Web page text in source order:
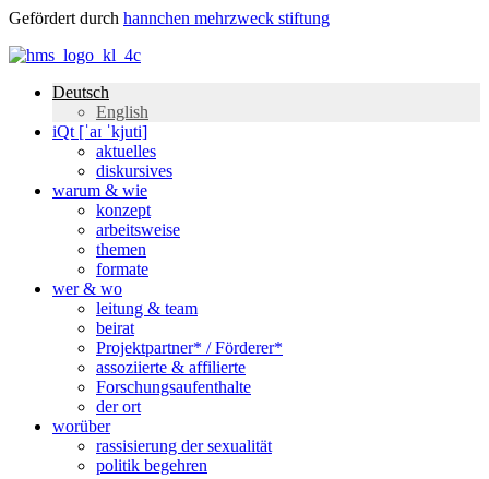
Gefördert durch hannchen mehrzweck stiftung
Deutsch
English
iQt [ˈaɪ ˈkjuti]
aktuelles
diskursives
warum & wie
konzept
arbeitsweise
themen
formate
wer & wo
leitung & team
beirat
Projektpartner* / Förderer*
assoziierte & affilierte
Forschungsaufenthalte
der ort
worüber
rassisierung der sexualität
politik begehren